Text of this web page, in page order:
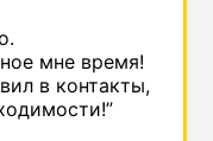
мне время!
в контакты,